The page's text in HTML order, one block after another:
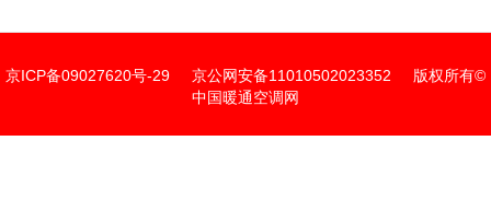
京ICP备09027620号-29 京公网安备11010502023352 版权所有©
中国暖通空调网